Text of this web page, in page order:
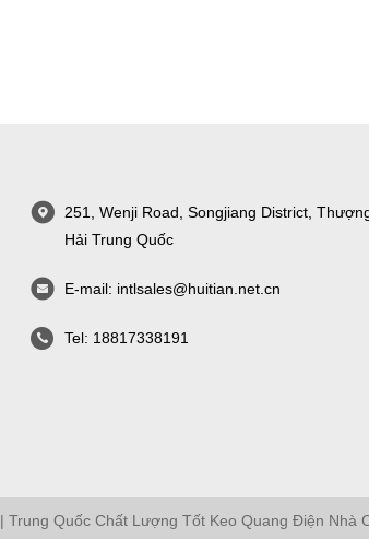
251, Wenji Road, Songjiang District,
Hải Trung Quốc
E-mail: intlsales@huitian.net.cn
Tel: 18817338191
| Trung Quốc Chất Lượng Tốt Keo Quang Điện Nhà